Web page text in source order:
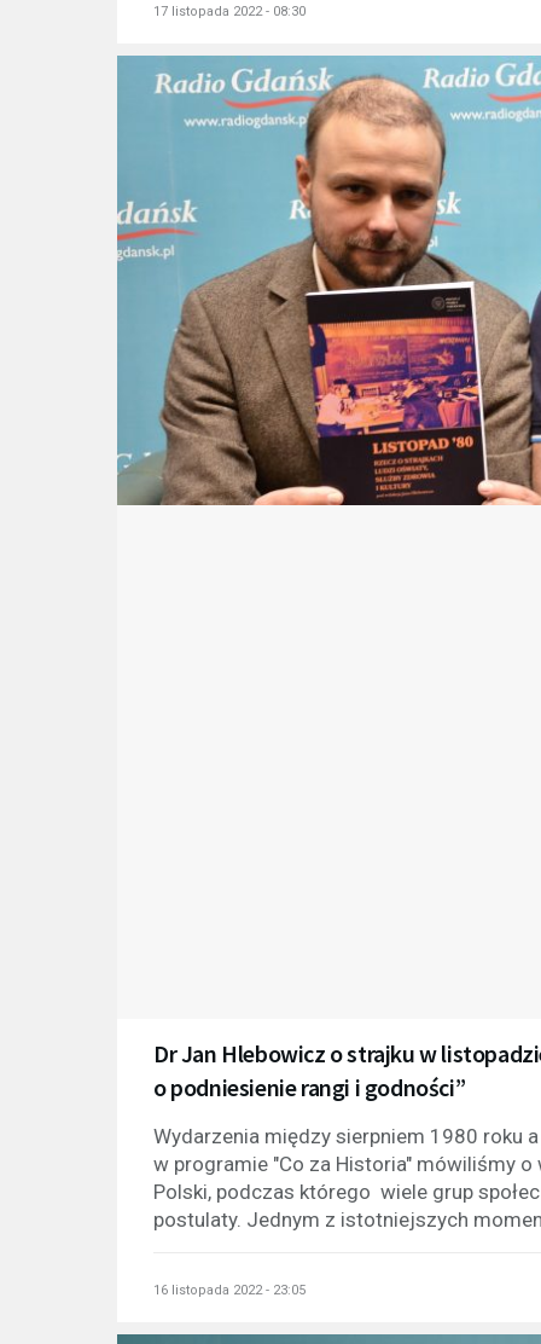
17 listopada 2022 - 08:30
Dr Jan Hlebowicz o strajku w
o podniesienie rangi i godności”
Wydarzenia między sierpniem 1980 roku
w programie "Co za Historia" mówiliśmy
Polski, podczas którego wiele grup
postulaty. Jednym z istotniejszych
16 listopada 2022 - 23:05